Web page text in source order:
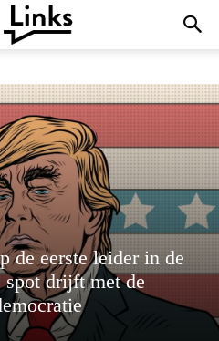
de eerste leider in de
spot drijft met de